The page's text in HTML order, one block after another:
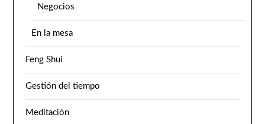
Negocios
En la mesa
Feng Shui
Gestión del tiempo
Meditación